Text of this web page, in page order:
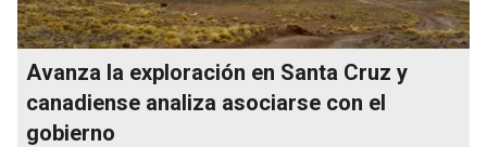
Avanza la exploración en Santa Cruz y
canadiense analiza asociarse con el
gobierno